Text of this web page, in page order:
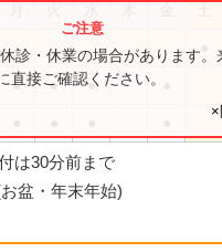
● ● ●
診・休業の場合があります。
直接ご確認ください。
は30分前まで
盆・年末年始)